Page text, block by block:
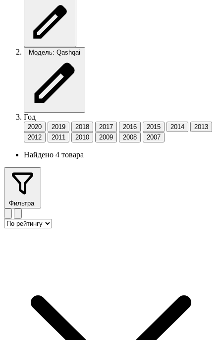
Модель: Qashqai
Год
2020 2019 2018 2017 2016 2015 2014
2013
2012
2011 2010 2009 2008 2007
Найдено 4 товара
Фильтра